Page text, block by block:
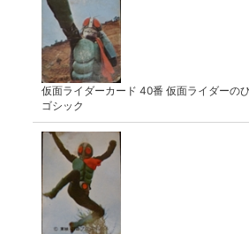
仮面ライダーカード 40番 仮面ライダー
ゴシック